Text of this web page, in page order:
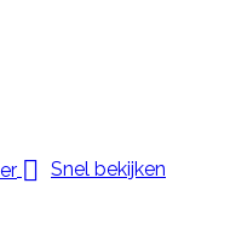
 Snel bekijken